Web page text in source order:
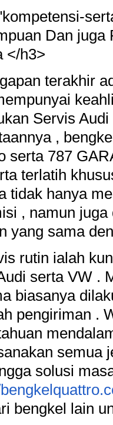
Dan juga
</h3>
terakhir
Servis
,
serta 787
terlatih
tidak hanya
, namun
yang sama
rutin ialah
serta VW .
biasanya
pengiriman .
semua
solusi
bengkel lain